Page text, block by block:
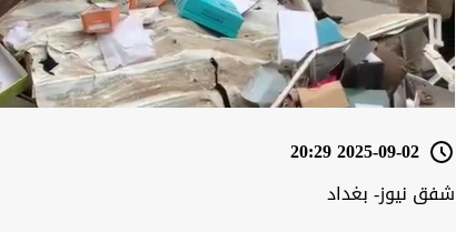
2025-09-02 20:29
شفق نيوز- بغداد